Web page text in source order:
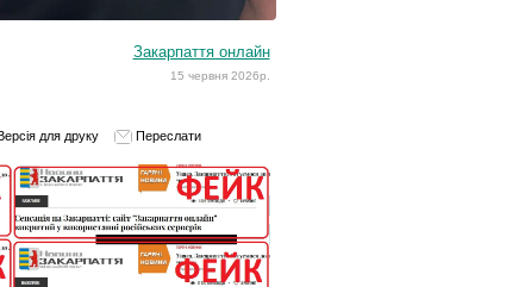
Закарпаття онлайн
15 червня 2026р.
для друку Переслати